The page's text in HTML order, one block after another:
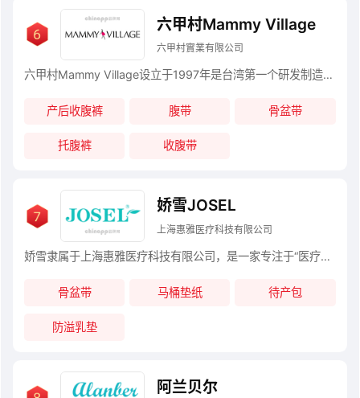
六甲村Mammy Village
六甲村實業有限公司
六甲村Mammy Village设立于1997年是台湾第一个研发制造孕妇用品的品牌，六甲村了解女性成为母亲时会经历各种挑战， 而且相信每一位妈咪怀孕都该有舒适安心的经验， 因此六甲村专心致力于提供从怀孕、生产、营养、坐月子， 育儿照护等时期的贴心用品及资讯。
产后收腹裤 腹带 骨盆带
托腹裤 收腹带
娇雪JOSEL
上海惠雅医疗科技有限公司
娇雪隶属于上海惠雅医疗科技有限公司，是一家专注于“医疗级母婴护理用品”研发的医疗器械企业，始创于1999年（广东），随着企业快速发展及战略发展需要,公司总部于2010年搬迁至上海。其分别在上海、广州、佛山拥有三大生产基地，销售网点遍布全国各地
骨盆带 马桶垫纸 待产包
防溢乳垫
阿兰贝尔